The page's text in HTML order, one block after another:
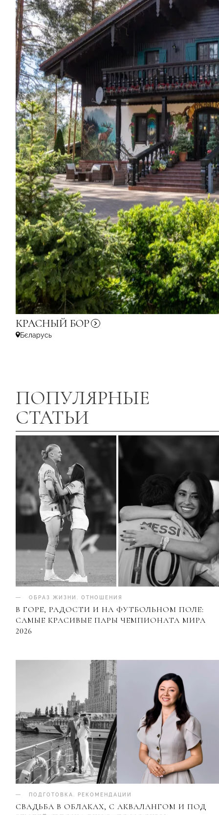
КРАСНЫЙ БОР
Бєларусь
ПОПУЛЯРНЫЕ
СТАТЬИ
ОБРАЗ ЖИЗНИ ОТНОШЕНИЯ
В ГОРЕ, РАДОСТИ И НА ФУТБОЛЬНОМ ПОЛЕ:
САМЫЕ КРАСИВЫЕ ПАРЫ ЧЕМПИОНАТА МИРА
2026
ПОДГОТОВКА РЕКОМЕНДАЦИИ
СВАДЬБА В ОБЛАКАХ, С АКВАЛАНГОМ И ПОД